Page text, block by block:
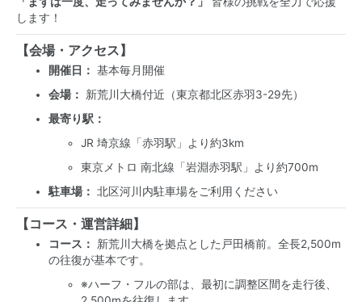
します！
【会場・アクセス】
開催日： 基本毎月開催
会場：
新荒川大橋付近（東京都北区赤羽3-29先）
最寄り駅：
JR 埼京線「赤羽駅」より約3km
東京メトロ 南北線「岩淵赤羽駅」より約700m
駐車場： 北区河川内駐車場をご利用ください
【コース・運営詳細】
コース：
新荒川大橋を拠点とした戸田橋前。全長2,500m
の往復が基本です。
※ハーフ・フルの部は、最初に調整区間を走行後、